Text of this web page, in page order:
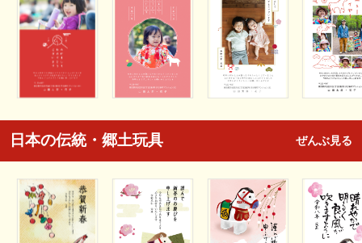
日本の伝統・郷土玩具 ぜんぶ見る